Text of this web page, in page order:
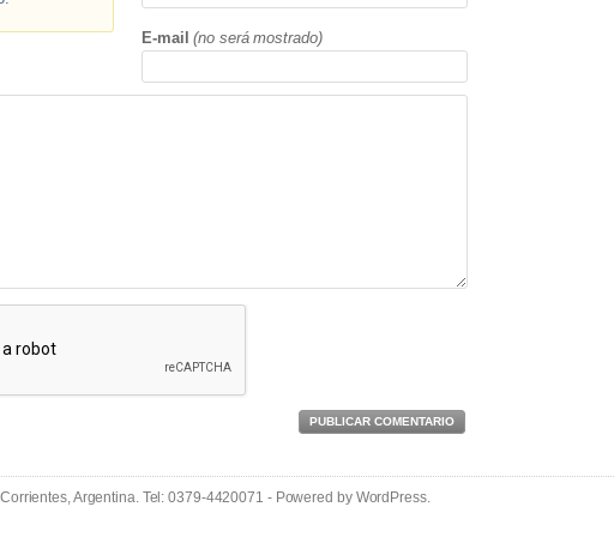
E-mail (no será mostrado)
PUBLICAR COMENTARIO
Argentina. Tel: 0379-4420071 - Powered by WordPress.